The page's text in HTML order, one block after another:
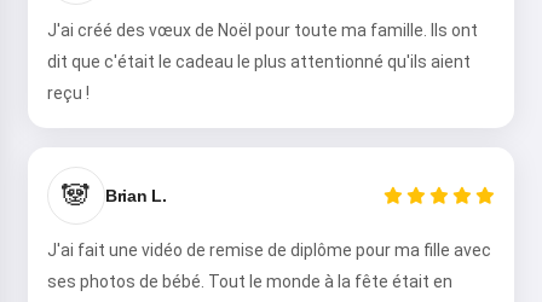
J'ai créé des vœux de Noël pour toute ma famille. Ils ont
dit que c'était le cadeau le plus attentionné qu'ils aient
reçu !
🐼 Brian L.
J'ai fait une vidéo de remise de diplôme pour ma fille avec
ses photos de bébé. Tout le monde à la fête était en